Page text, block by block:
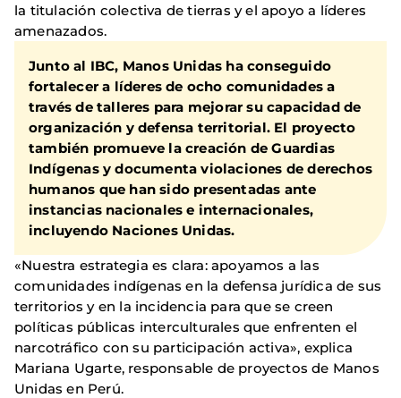
la titulación colectiva de tierras y el apoyo a líderes
amenazados.
Junto al IBC, Manos Unidas ha conseguido
fortalecer a líderes de ocho comunidades a
través de talleres para mejorar su capacidad de
organización y defensa territorial. El proyecto
también promueve la creación de Guardias
Indígenas y documenta violaciones de derechos
humanos que han sido presentadas ante
instancias nacionales e internacionales,
incluyendo Naciones Unidas.
«Nuestra estrategia es clara: apoyamos a las
comunidades indígenas en la defensa jurídica de sus
territorios y en la incidencia para que se creen
políticas públicas interculturales que enfrenten el
narcotráfico con su participación activa», explica
Mariana Ugarte, responsable de proyectos de Manos
Unidas en Perú.